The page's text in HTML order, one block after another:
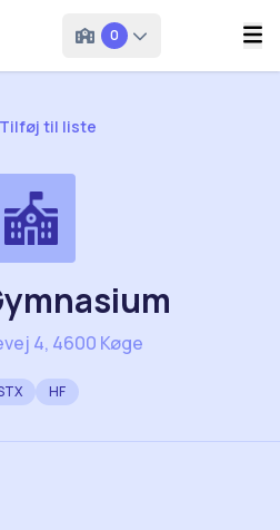
0
Tilføj til liste
4, 4600 Køge
HF